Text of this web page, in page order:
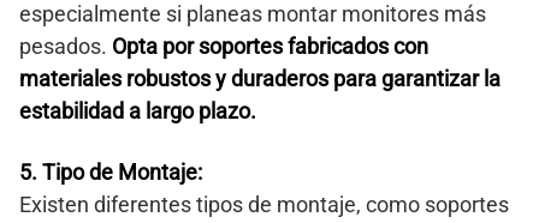
especialmente si planeas montar monitores más
pesados. Opta por soportes fabricados con
materiales robustos y duraderos para garantizar la
estabilidad a largo plazo.
5. Tipo de Montaje:
Existen diferentes tipos de montaje, como soportes